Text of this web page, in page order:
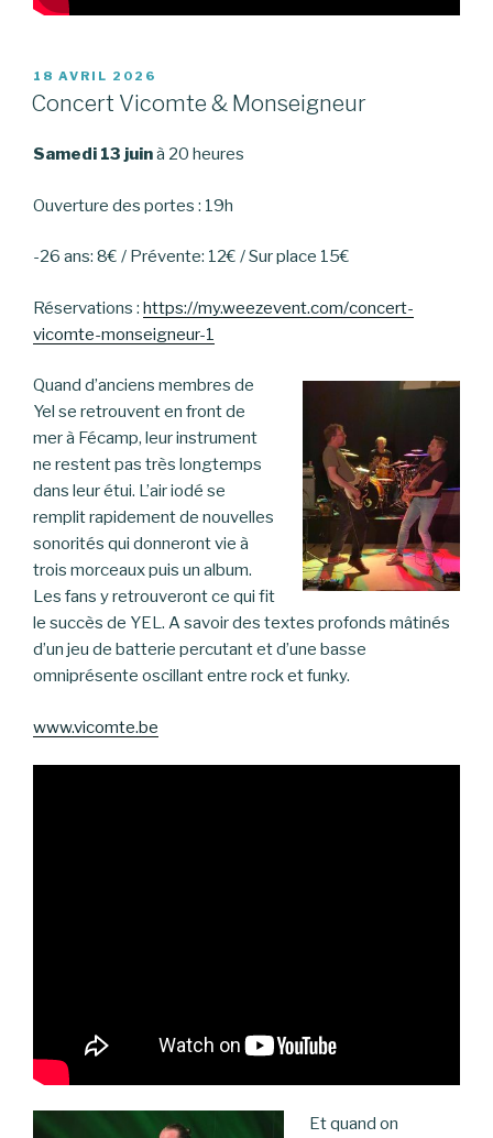
PUBLIÉ
LE
18 AVRIL 2026
Concert Vicomte & Monseigneur
Samedi 13 juinà 20 heures
Ouverture des portes : 19h
-26 ans: 8€ / Prévente: 12€ / Sur place 15€
Réservations : https://my.weezevent.com/concert-
vicomte-monseigneur-1
Quand d’anciens membres de
Yel se retrouvent en front de
mer à Fécamp, leur instrument
ne restent pas très longtemps
dans leur étui. L’air iodé se
remplit rapidement de nouvelles
sonorités qui donneront vie à
trois morceaux puis un album.
Les fans y retrouveront ce qui fit
le succès de YEL. A savoir des textes profonds mâtinés
d’un jeu de batterie percutant et d’une basse
omniprésente oscillant entre rock et funky.
www.vicomte.be
Et quand on